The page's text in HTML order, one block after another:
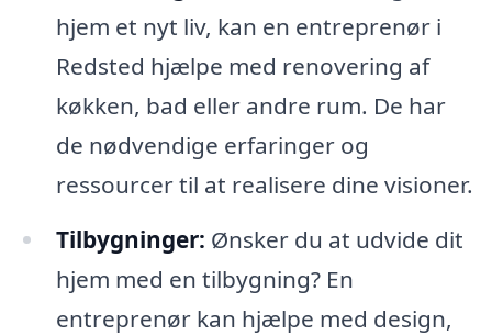
hjem et nyt liv, kan en entreprenør i
Redsted hjælpe med renovering af
køkken, bad eller andre rum. De har
de nødvendige erfaringer og
ressourcer til at realisere dine visioner.
Tilbygninger: Ønsker du at udvide dit
hjem med en tilbygning? En
entreprenør kan hjælpe med design,